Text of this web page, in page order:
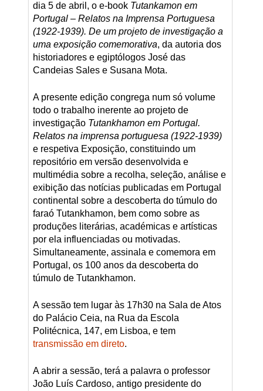
dia 5 de abril, o e-book Tutankamon em
Portugal – Relatos na Imprensa Portuguesa
(1922-1939). De um projeto de investigação a
uma exposição comemorativa, da autoria dos
historiadores e egiptólogos José das
Candeias Sales e Susana Mota.
A presente edição congrega num só volume
todo o trabalho inerente ao projeto de
investigação Tutankhamon em Portugal.
Relatos na imprensa portuguesa (1922-1939)
e respetiva Exposição, constituindo um
repositório em versão desenvolvida e
multimédia sobre a recolha, seleção, análise e
exibição das notícias publicadas em Portugal
continental sobre a descoberta do túmulo do
faraó Tutankhamon, bem como sobre as
produções literárias, académicas e artísticas
por ela influenciadas ou motivadas.
Simultaneamente, assinala e comemora em
Portugal, os 100 anos da descoberta do
túmulo de Tutankhamon.
A sessão tem lugar às 17h30 na Sala de Atos
do Palácio Ceia, na Rua da Escola
Politécnica, 147, em Lisboa, e tem
transmissão em direto.
A abrir a sessão, terá a palavra o professor
João Luís Cardoso, antigo presidente do